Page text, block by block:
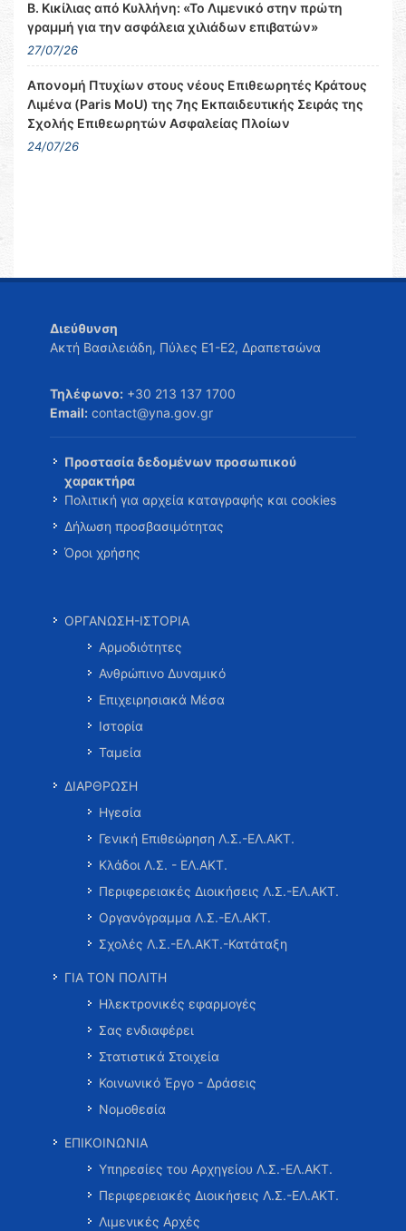
Β. Κικίλιας από Κυλλήνη: «Το Λιμενικό στην πρώτη
γραμμή για την ασφάλεια χιλιάδων επιβατών»
27/07/26
Απονομή Πτυχίων στους νέους Επιθεωρητές Κράτους
Λιμένα (Paris MoU) της 7ης Εκπαιδευτικής Σειράς της
Σχολής Επιθεωρητών Ασφαλείας Πλοίων
24/07/26
Διεύθυνση
Ακτή Βασιλειάδη, Πύλες Ε1-Ε2, Δραπετσώνα
Τηλέφωνο: +30 213 137 1700
Email: contact@yna.gov.gr
Προστασία δεδομένων προσωπικού
χαρακτήρα
Πολιτική για αρχεία καταγραφής και cookies
Δήλωση προσβασιμότητας
Όροι χρήσης
ΟΡΓΑΝΩΣΗ-ΙΣΤΟΡΙΑ
Αρμοδιότητες
Ανθρώπινο Δυναμικό
Επιχειρησιακά Μέσα
Ιστορία
Ταμεία
ΔΙΑΡΘΡΩΣΗ
Ηγεσία
Γενική Επιθεώρηση Λ.Σ.-ΕΛ.ΑΚΤ.
Κλάδοι Λ.Σ. - ΕΛ.ΑΚΤ.
Περιφερειακές Διοικήσεις Λ.Σ.-ΕΛ.ΑΚΤ.
Οργανόγραμμα Λ.Σ.-ΕΛ.ΑΚΤ.
Σχολές Λ.Σ.-ΕΛ.ΑΚΤ.-Κατάταξη
ΓΙΑ ΤΟΝ ΠΟΛΙΤΗ
Ηλεκτρονικές εφαρμογές
Σας ενδιαφέρει
Στατιστικά Στοιχεία
Κοινωνικό Έργο - Δράσεις
Νομοθεσία
ΕΠΙΚΟΙΝΩΝΙΑ
Υπηρεσίες του Αρχηγείου Λ.Σ.-ΕΛ.ΑΚΤ.
Περιφερειακές Διοικήσεις Λ.Σ.-ΕΛ.ΑΚΤ.
Λιμενικές Αρχές